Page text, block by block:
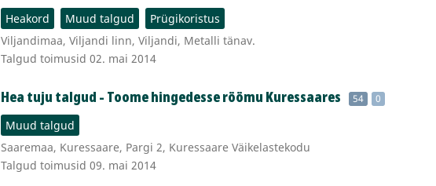
Heakord Muud talgud
Prügikoristus
Viljandimaa, Viljandi linn, Viljandi, Metalli tänav.
Talgud toimusid 02. mai 2014
Hea tuju talgud - Toome hingedesse röömu Kuressaares 54 0
Muud talgud
Saaremaa, Kuressaare, Pargi 2, Kuressaare Väikelastekodu
Talgud toimusid 09. mai 2014